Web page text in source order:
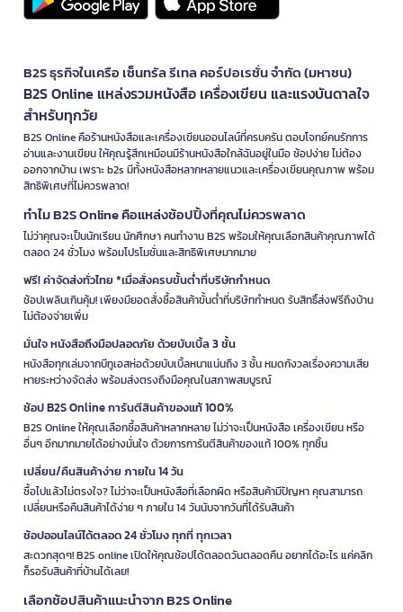
B2S ธุรกิจในเครือ เซ็นทรัล รีเทล คอร์ปอเรชั่น จำกัด (มหาชน)
B2S Online แหล่งรวมหนังสือ เครื่องเขียน และแรงบันดาลใจ
สำหรับทุกวัย
B2S Online คือร้านหนังสือและเครื่องเขียนออนไลน์ที่ครบครัน ตอบโจทย์คนรักการ
อ่านและงานเขียน ให้คุณรู้สึกเหมือนมีร้านหนังสือใกล้ฉันอยู่ในมือ ช้อปง่าย ไม่ต้อง
ออกจากบ้าน เพราะ b2s มีทั้งหนังสือหลากหลายแนวและเครื่องเขียนคุณภาพ พร้อม
สิทธิพิเศษที่ไม่ควรพลาด!
ทำไม B2S Online คือแหล่งช้อปปิ้งที่คุณไม่ควรพลาด
ไม่ว่าคุณจะเป็นนักเรียน นักศึกษา คนทำงาน B2S พร้อมให้คุณเลือกสินค้าคุณภาพได้
ตลอด 24 ชั่วโมง พร้อมโปรโมชั่นและสิทธิพิเศษมากมาย
ฟรี! ค่าจัดส่งทั่วไทย *เมื่อสั่งครบขั้นต่ำที่บริษัทกำหนด
ช้อปเพลินเกินคุ้ม! เพียงมียอดสั่งซื้อสินค้าขั้นต่ำที่บริษัทกำหนด รับสิทธิ์ส่งฟรีถึงบ้าน
ไม่ต้องจ่ายเพิ่ม
มั่นใจ หนังสือถึงมือปลอดภัย ด้วยบับเบิ้ล 3 ชั้น
หนังสือทุกเล่มจากบีทูเอสห่อด้วยบับเบิ้ลหนาแน่นถึง 3 ชั้น หมดกังวลเรื่องความเสีย
หายระหว่างจัดส่ง พร้อมส่งตรงถึงมือคุณในสภาพสมบูรณ์
ช้อป B2S Online การันตีสินค้าของแท้ 100%
B2S Online ให้คุณเลือกซื้อสินค้าหลากหลาย ไม่ว่าจะเป็นหนังสือ เครื่องเขียน หรือ
อื่นๆ อีกมากมายได้อย่างมั่นใจ ด้วยการการันตีสินค้าของแท้ 100% ทุกชิ้น
เปลี่ยน/คืนสินค้าง่าย ภายใน 14 วัน
ซื้อไปแล้วไม่ตรงใจ? ไม่ว่าจะเป็นหนังสือที่เลือกผิด หรือสินค้ามีปัญหา คุณสามารถ
เปลี่ยนหรือคืนสินค้าได้ง่าย ๆ ภายใน 14 วันนับจากวันที่ได้รับสินค้า
ช้อปออนไลน์ได้ตลอด 24 ชั่วโมง ทุกที่ ทุกเวลา
สะดวกสุดๆ! B2S online เปิดให้คุณช้อปได้ตลอดวันตลอดคืน อยากได้อะไร แค่คลิก
ก็รอรับสินค้าที่บ้านได้เลย!
เลือกช้อปสินค้าแนะนำจาก B2S Online